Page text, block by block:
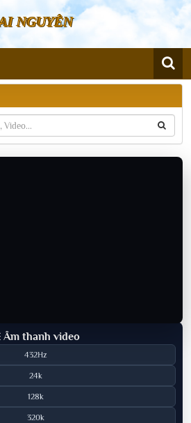
NGUYÊN
Âm thanh video
432Hz
24k
128k
320k